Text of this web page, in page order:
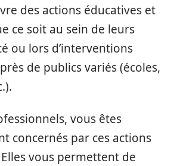
des actions éducatives et
ce soit au sein de leurs
ou lors d’interventions
de publics variés (écoles,
vous êtes
concernés par ces actions
vous permettent de